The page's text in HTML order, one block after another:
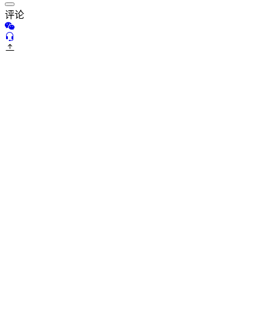
评论